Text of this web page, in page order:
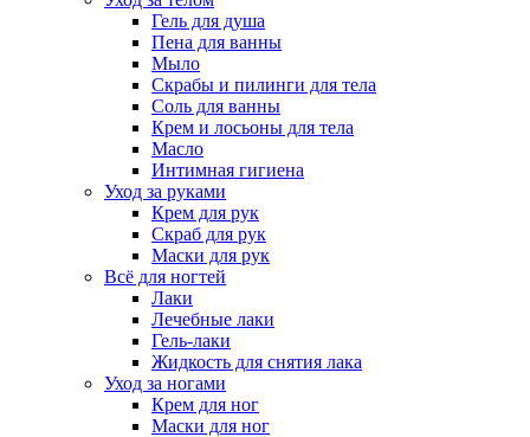
Гель для душа
Пена для ванны
Мыло
Скрабы и пилинги для тела
Соль для ванны
Крем и лосьоны для тела
Масло
Интимная гигиена
Уход за руками
Крем для рук
Скраб для рук
Маски для рук
Всё для ногтей
Лаки
Лечебные лаки
Гель-лаки
Жидкость для снятия лака
Уход за ногами
Крем для ног
Маски для ног